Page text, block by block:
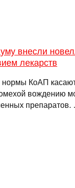
внесли
лекарств
КоАП
вождению
препаратов.